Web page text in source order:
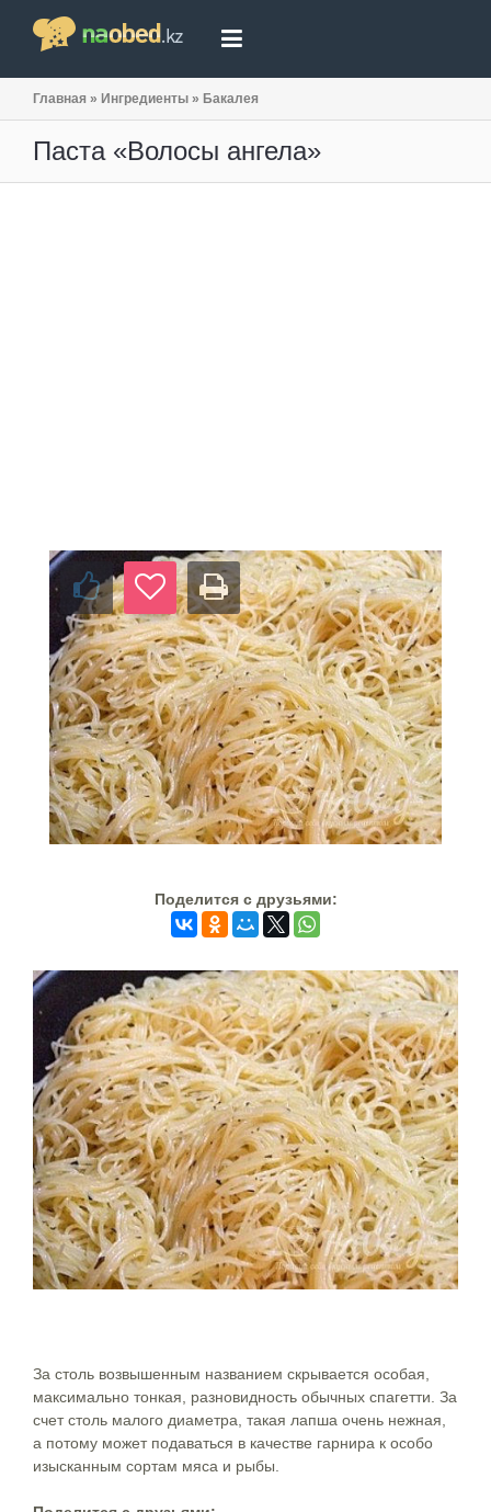
Главная » Ингредиенты » Бакалея
Паста «Волосы ангела»
Поделится c друзьями:
За столь возвышенным названием скрывается особая,
максимально тонкая, разновидность обычных спагетти. За
счет столь малого диаметра, такая лапша очень нежная,
а потому может подаваться в качестве гарнира к особо
изысканным сортам мяса и рыбы.